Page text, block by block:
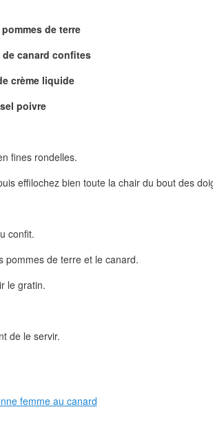
de terre
canard confites
crème liquide
sel poivre
fines rondelles.
effilochez bien toute la chair du bout des
confit.
pommes de terre et le canard.
le gratin.
de le servir.